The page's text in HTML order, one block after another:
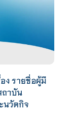
ง รายชื่อผู้มี
ถาบัน
นวัตกิจ